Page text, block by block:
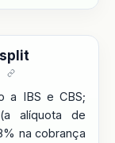
a IBS e CBS;
alíquota de
na cobrança